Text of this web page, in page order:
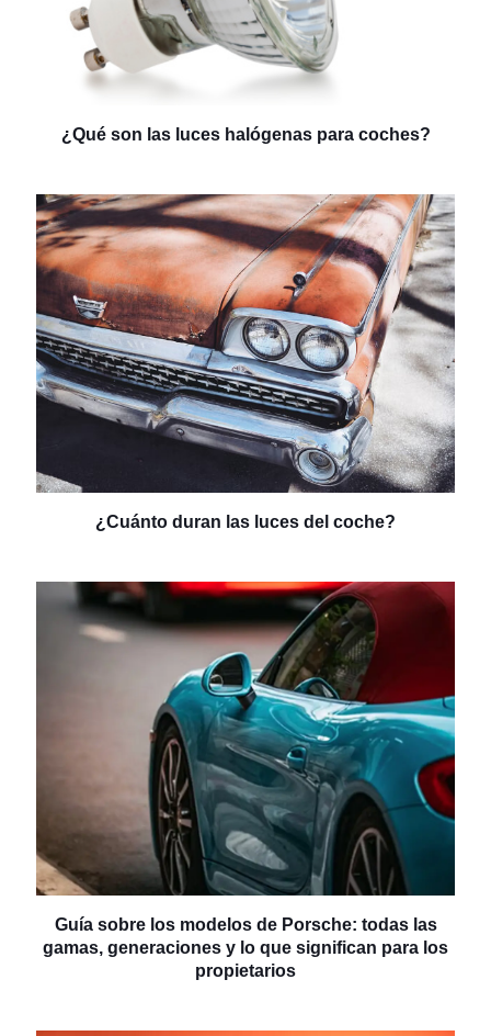
¿Qué son las luces halógenas para coches?
¿Cuánto duran las luces del coche?
Guía sobre los modelos de Porsche: todas las
gamas, generaciones y lo que significan para los
propietarios